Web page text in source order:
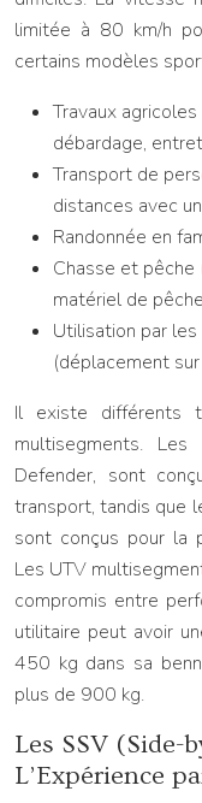
limitée à 80 km/h
certains modèles
Travaux
débardage,
Transport de
distances avec
Randonnée en
Chasse et
matériel de
Utilisation par
(déplacement
Il existe différents
multisegments.
Defender, sont
transport, tandis que
sont conçus pour la
Les UTV
compromis entre
utilitaire peut avoir
450 kg dans sa
plus de 900 kg.
Les SSV (Side-
L’Expérience